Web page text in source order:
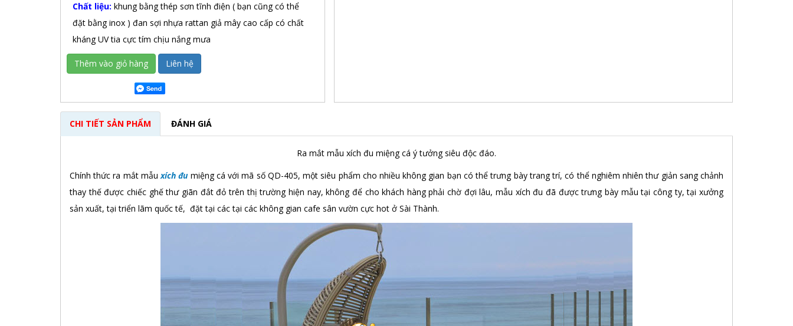
Chất liệu: khung bằng thép sơn tĩnh điện ( bạn cũng có thể
đặt bằng inox ) đan sợi nhựa rattan giả mây cao cấp có chất
kháng UV tia cực tím chịu nắng mưa
Thêm vào giỏ hàng Liên hệ
CHI TIẾT SẢN PHẨM ĐÁNH GIÁ
Ra mắt mẫu xích đu miệng cá ý tưởng siêu độc đáo.
Chính thức ra mắt mẫuxích đumiệng cá với mã số QD-405, một siêu phẩm cho nhiều không gian bạn có thể trưng bày trang trí, có thể nghiêm nhiên thư giản sang chảnh
thay thế được chiếc ghế thư giãn đắt đỏ trên thị trường hiện nay, không để cho khách hàng phải chờ đợi lâu, mẫu xích đu đã được trưng bày mẫu tại công ty, tại xưởng
sản xuất, tại triển lãm quốc tế, đặt tại các tại các không gian cafe sân vườn cực hot ở Sài Thành.